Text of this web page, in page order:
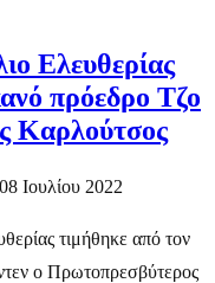
Ελευθερίας
πρόεδρο Τζο
Καρλούτσος
Ιουλίου 2022
τιμήθηκε από τον
ο Πρωτοπρεσβύτερος